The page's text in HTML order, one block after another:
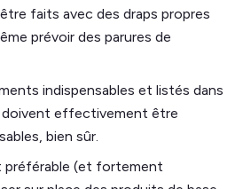
faits avec des draps propres
prévoir des parures de
indispensables et listés dans
effectivement être
bien sûr.
préférable (et fortement